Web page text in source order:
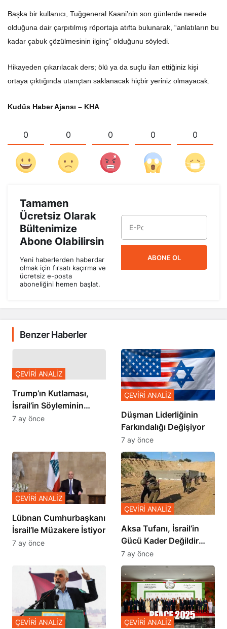
Başka bir kullanıcı, Tuğgeneral Kaani’nin son günlerde nerede
olduğuna dair çarpıtılmış röportaja atıfta bulunarak, “anlatıların bu
kadar çabuk çözülmesinin ilginç” olduğunu söyledi.
Hikayeden çıkarılacak ders; ölü ya da suçlu ilan ettiğiniz kişi
ortaya çıktığında utançtan saklanacak hiçbir yeriniz olmayacak.
Kudüs Haber Ajansı – KHA
0 0 0 0 0
Tamamen
Ücretsiz Olarak
Bültenimize
Abone Olabilirsin
Yeni haberlerden haberdar
olmak için fırsatı kaçırma ve
ücretsiz e-posta
aboneliğini hemen başlat.
ABONE OL
Benzer Haberler
Trump’ın Kutlaması,
İsrail’in Söyleminin
Teyidi
ÇEVİRİ ANALİZ
7 ay önce
Düşman Liderliğinin
Farkındalığı Değişiyor
ÇEVİRİ ANALİZ
7 ay önce
Lübnan Cumhurbaşkanı
İsrail’le Müzakere İstiyor
ÇEVİRİ ANALİZ
7 ay önce
Aksa Tufanı, İsrail’in
Gücü Kader Değildir
Diyor
ÇEVİRİ ANALİZ
7 ay önce
ÇEVİRİ ANALİZ ÇEVİRİ ANALİZ